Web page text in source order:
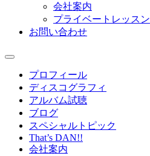
会社案内
プライベートレッスン
お問い合わせ
プロフィール
ディスコグラフィ
アルバム試聴
ブログ
スペシャルトピック
That’s DAN!!
会社案内